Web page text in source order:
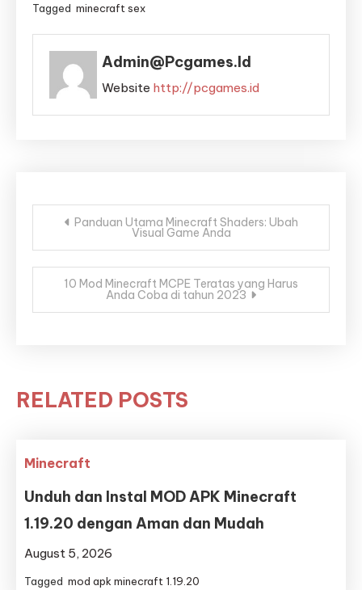
Tagged minecraft sex
Admin@pcgames.id
Website http://pcgames.id
Post
navigation
Panduan Utama Minecraft Shaders: Ubah
Visual Game Anda
10 Mod Minecraft MCPE Teratas yang Harus
Anda Coba di tahun 2023
RELATED POSTS
Minecraft
Unduh dan Instal MOD APK Minecraft
1.19.20 dengan Aman dan Mudah
August 5, 2026
Tagged mod apk minecraft 1.19.20